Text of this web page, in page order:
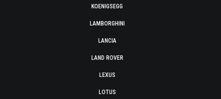
KOENIGSEGG
LAMBORGHINI
LANCIA
LAND ROVER
LEXUS
LOTUS